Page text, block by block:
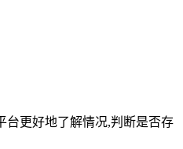
台更好地了解情况,判断是否存